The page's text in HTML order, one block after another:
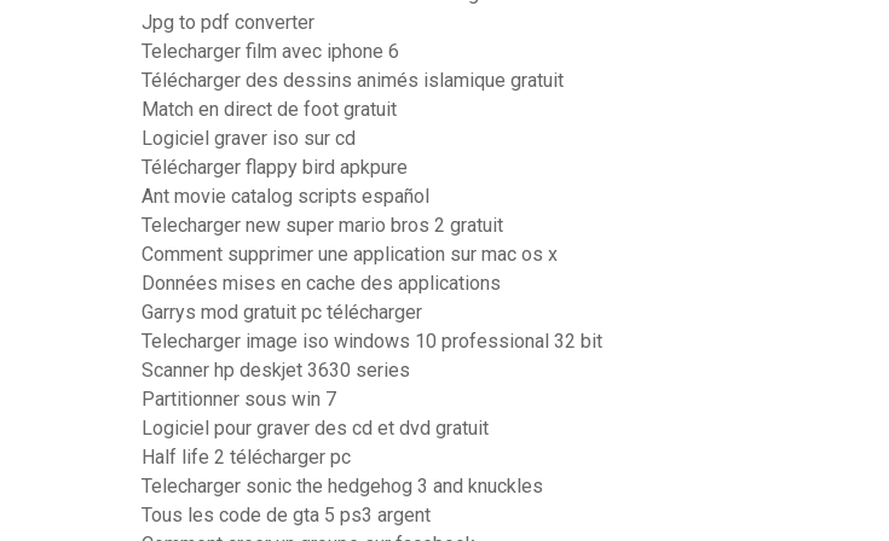
Jpg to pdf converter
Telecharger film avec iphone 6
Télécharger des dessins animés islamique gratuit
Match en direct de foot gratuit
Logiciel graver iso sur cd
Télécharger flappy bird apkpure
Ant movie catalog scripts español
Telecharger new super mario bros 2 gratuit
Comment supprimer une application sur mac os x
Données mises en cache des applications
Garrys mod gratuit pc télécharger
Telecharger image iso windows 10 professional 32 bit
Scanner hp deskjet 3630 series
Partitionner sous win 7
Logiciel pour graver des cd et dvd gratuit
Half life 2 télécharger pc
Telecharger sonic the hedgehog 3 and knuckles
Tous les code de gta 5 ps3 argent